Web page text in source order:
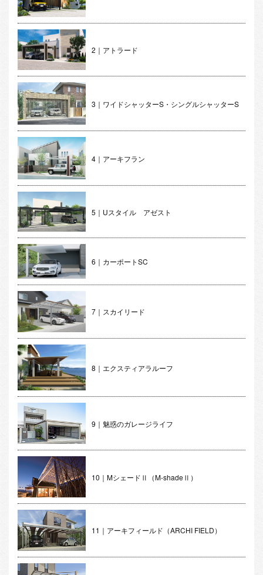
2｜アトラード
3｜ワイドシャッターS・シングルシャッターS
4｜アーキフラン
5｜Uスタイル アゼスト
6｜カーポートSC
7｜スカイリード
8｜エクスティアラルーフ
9｜魅惑のガレージライフ
10｜MシェードⅡ（M-shadeⅡ）
11｜アーキフィールド（ARCHI FIELD）